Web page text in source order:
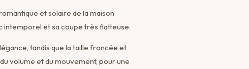
et solaire de la maison
intemporel et sa coupe très flatteuse.
tandis que la taille froncée et
volume et du mouvement, pour une